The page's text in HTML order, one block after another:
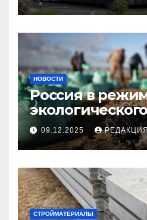
НОВОСТИ
Россия в
09.12.2025
СТРОЙМАТЕРИАЛЫ